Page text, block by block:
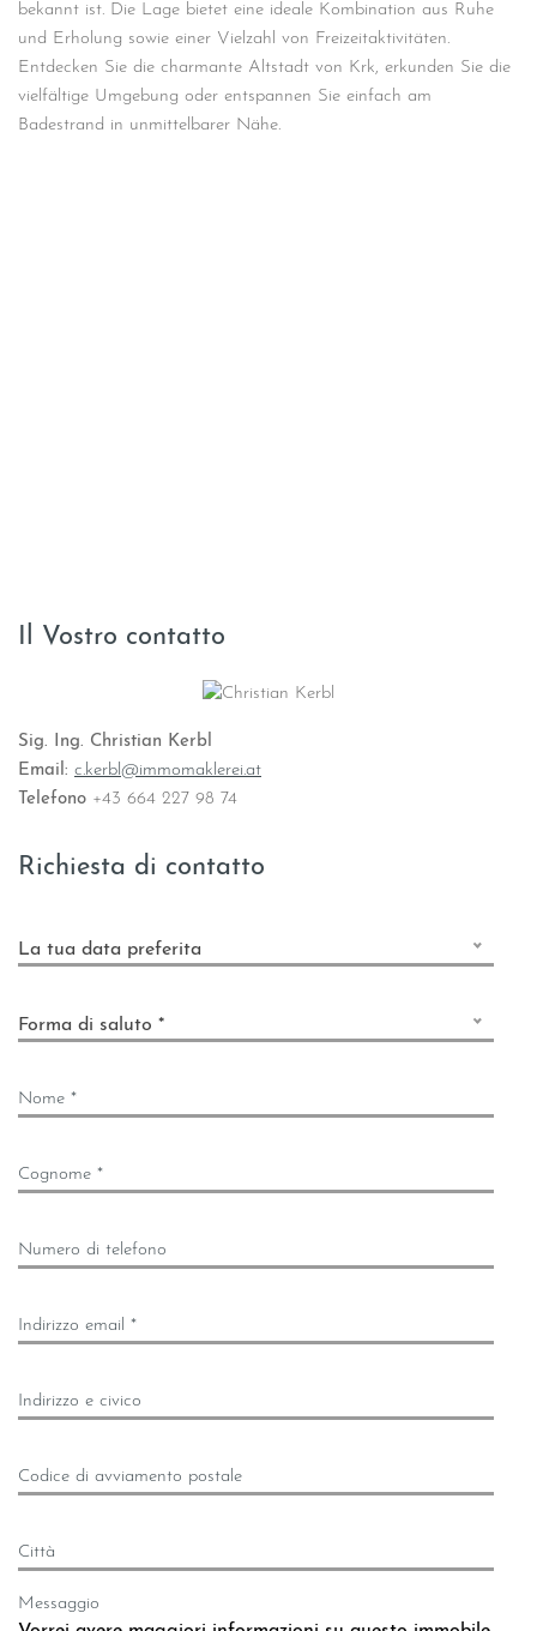
bekannt ist. Die Lage bietet eine ideale Kombination aus Ruhe
und Erholung sowie einer Vielzahl von Freizeitaktivitäten.
Entdecken Sie die charmante Altstadt von Krk, erkunden Sie die
vielfältige Umgebung oder entspannen Sie einfach am
Badestrand in unmittelbarer Nähe.
Il Vostro contatto
Sig. Ing. Christian Kerbl
Email: c.kerbl@immomaklerei.at
Telefono +43 664 227 98 74
Richiesta di contatto
La tua data preferita
Forma di saluto *
Nome *
Cognome *
Numero di telefono
Indirizzo email *
Indirizzo e civico
Codice di avviamento postale
Città
Messaggio